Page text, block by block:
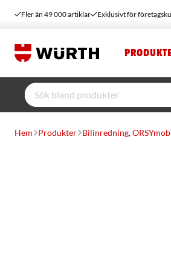
Fler än 49 000 artiklar Exklusivt för
Hem Produkter Bilinredning,